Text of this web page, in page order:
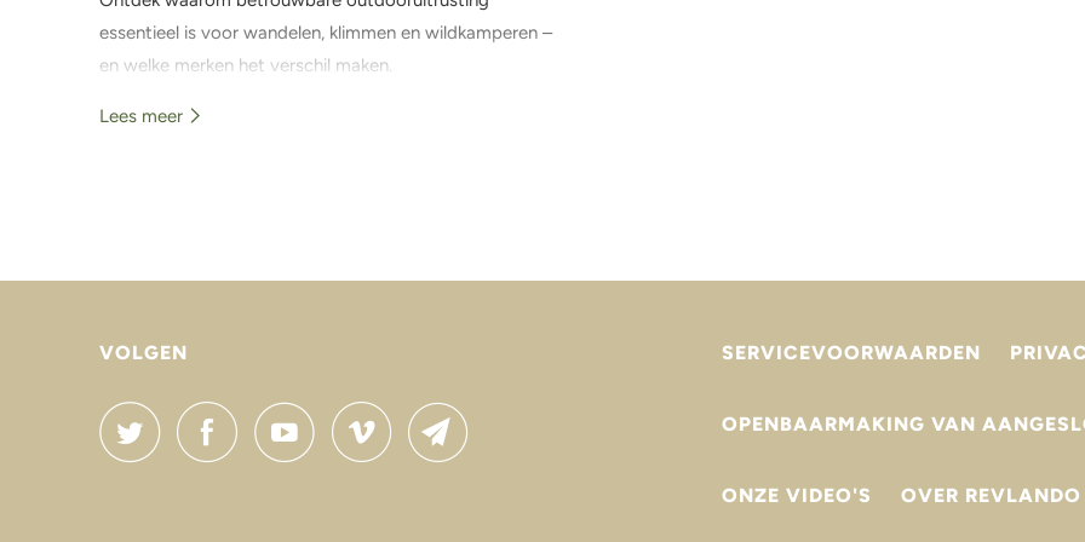
essentieel is voor wandelen, klimmen en wildkamperen –
en welke merken het verschil maken.
Lees meer
VOLGEN SERVICEVOORWAARDEN
OPENBAARMAKING VAN
ONZE VIDEO'S OVER REVLANDO